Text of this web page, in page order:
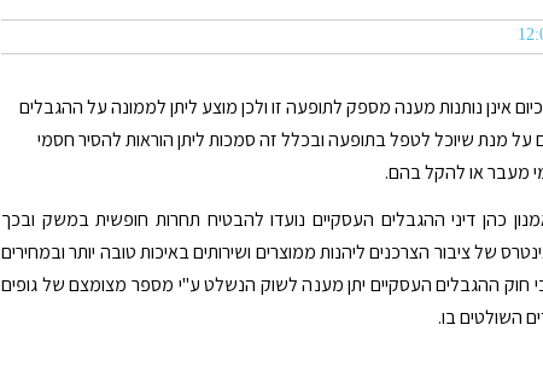
אינן נותנות מענה מספק לתופעה זו ולכן מוצע ליתן לממונה על ההגבלים
על מנת שיוכל לטפל בתופעה ובכלל זה סמכות ליתן הוראות להסיר חסמי
מעבר או להקל בהם.
כהן דיני ההגבלים העסקיים נועדו להבטיח תחרות חופשית במשק ובכך
של ציבור הצרכנים ליהנות ממוצרים ושירותים באיכות טובה יותר ובמחירים
כי חוק ההגבלים העסקיים יתן מענה לשוק הנשלט ע"י מספר מצומצם של גופים
השולטים בו.